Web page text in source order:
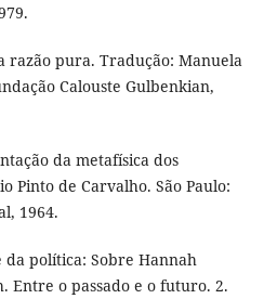
razão pura. Tradução: Manuela
Calouste Gulbenkian,
da metafísica dos
Pinto de Carvalho. São Paulo:
1964.
da política: Sobre Hannah
Entre o passado e o futuro. 2.